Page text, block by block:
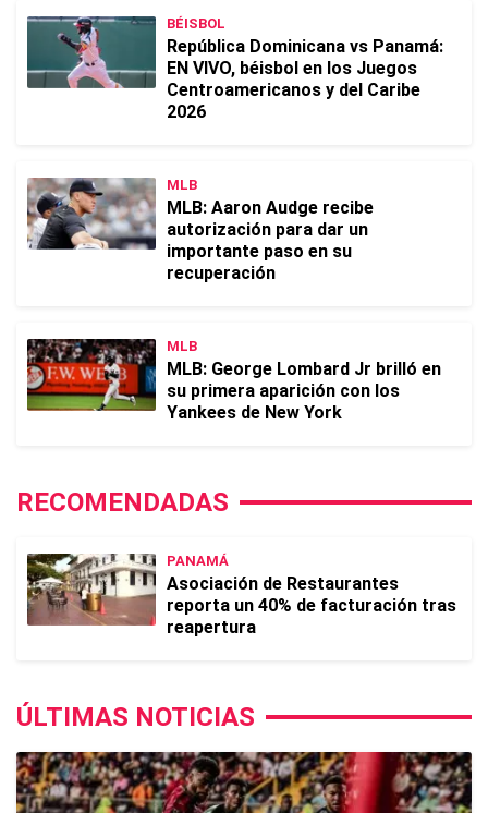
BÉISBOL
República Dominicana vs Panamá:
EN VIVO, béisbol en los Juegos
Centroamericanos y del Caribe
2026
MLB
MLB: Aaron Audge recibe
autorización para dar un
importante paso en su
recuperación
MLB
MLB: George Lombard Jr brilló en
su primera aparición con los
Yankees de New York
RECOMENDADAS
PANAMÁ
Asociación de Restaurantes
reporta un 40% de facturación tras
reapertura
ÚLTIMAS NOTICIAS